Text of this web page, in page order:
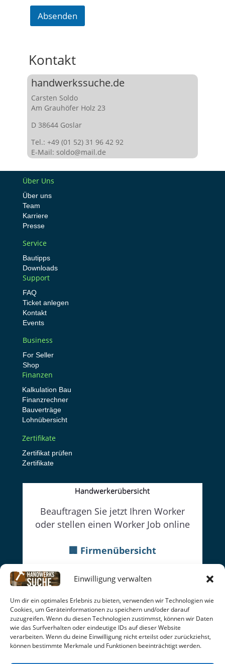
Einwilligung verwalten
Um dir ein optimales Erlebnis zu bieten, verwenden wir Technologien wie
Cookies, um Geräteinformationen zu speichern und/oder darauf
zuzugreifen. Wenn du diesen Technologien zustimmst, können wir Daten
wie das Surfverhalten oder eindeutige IDs auf dieser Website
verarbeiten. Wenn du deine Einwilligung nicht erteilst oder zurückziehst,
können bestimmte Merkmale und Funktionen beeinträchtigt werden.
Absenden
Kontakt
handwerkssuche.de
Carsten Soldo
Am Grauhöfer Holz 23
D 38644 Goslar
Tel.: +49 (01 52) 31 96 42 92
E-Mail: soldo@mail.de
Über Uns
Über uns
Team
Karriere
Presse
Service
Bautipps
Downloads
Support
FAQ
Ticket anlegen
Kontakt
Events
Business
For Seller
Shop
Finanzen
Kalkulation Bau
Finanzrechner
Bauverträge
Lohnübersicht
Zertifikate
Zertifikat prüfen
Zertifikate
Handwerkerübersicht
Beauftragen Sie jetzt Ihren Worker
oder stellen einen Worker Job online
🏢 Firmenübersicht
Datenschutz|Cookie-Richtlinien |Impressum|AGB|
Rückgabe | Seitenübersicht
facebook Online seit: 15.06.26